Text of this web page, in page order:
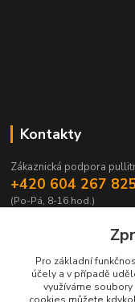
Kontakty
Zákaznická podpora
+420 604 267
(Po-Pá, 8-16 hod.)
Pro základní
účely a v případě
využíváme